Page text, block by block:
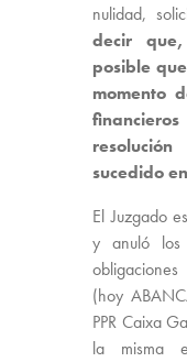
nulidad,
decir
posible
momento
sucedido
El Juzgado
y anuló los
(hoy
PPR Caixa
la misma